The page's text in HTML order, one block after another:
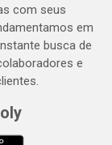
com seus
em
busca de
e